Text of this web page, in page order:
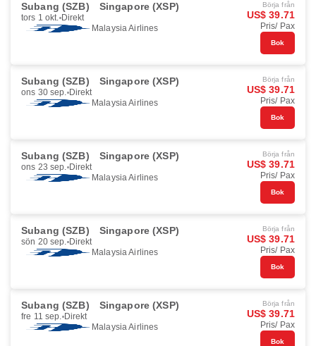
Subang (SZB) Singapore (XSP)
tors 1 okt. Direkt
Malaysia Airlines
Börja från
US$ 39.71
Pris/ Pax
Bok
Subang (SZB) Singapore (XSP)
ons 30 sep. Direkt
Malaysia Airlines
Börja från
US$ 39.71
Pris/ Pax
Bok
Subang (SZB) Singapore (XSP)
ons 23 sep. Direkt
Malaysia Airlines
Börja från
US$ 39.71
Pris/ Pax
Bok
Subang (SZB) Singapore (XSP)
sön 20 sep. Direkt
Malaysia Airlines
Börja från
US$ 39.71
Pris/ Pax
Bok
Subang (SZB) Singapore (XSP)
fre 11 sep. Direkt
Malaysia Airlines
Börja från
US$ 39.71
Pris/ Pax
Bok